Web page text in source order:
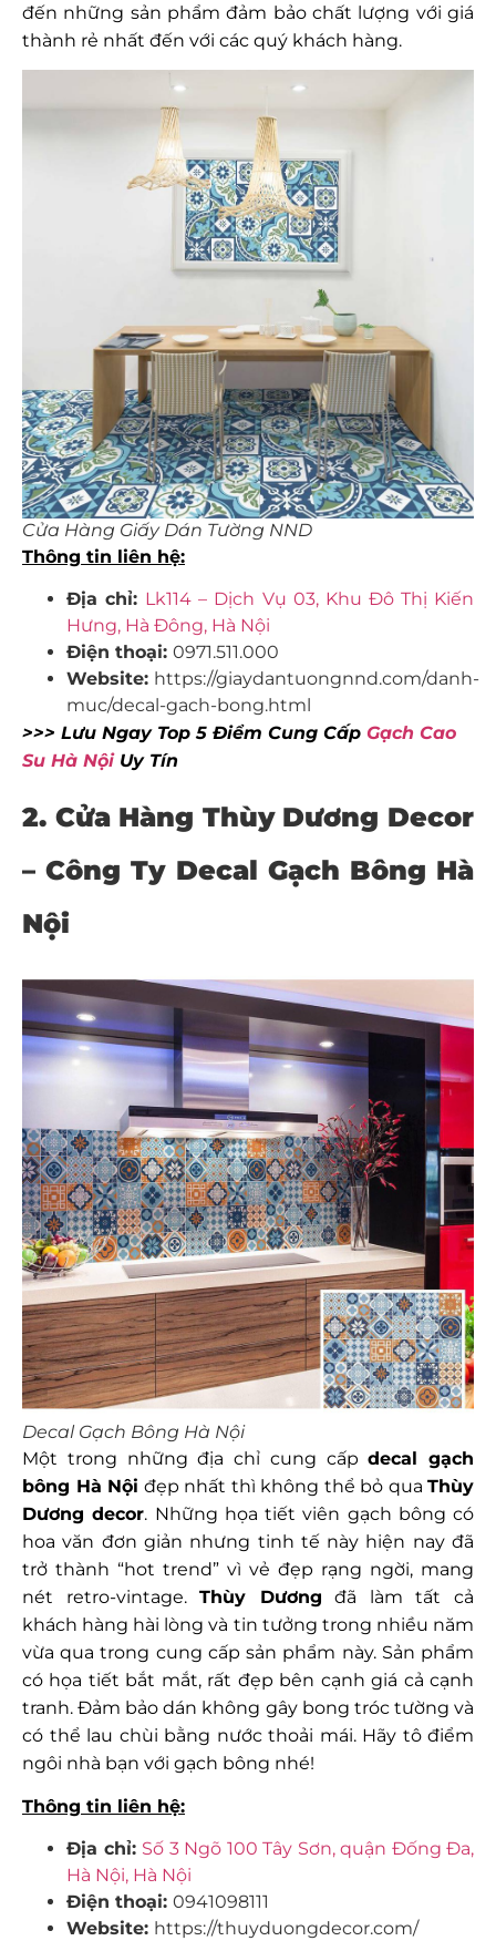
đến những sản phẩm đảm bảo chất lượng với giá
thành rẻ nhất đến với các quý khách hàng.
Cửa Hàng Giấy Dán Tường NND
Thông tin liên hệ:
Địa chỉ: Lk114 – Dịch Vụ 03, Khu Đô Thị Kiến
Hưng, Hà Đông, Hà Nội
Điện thoại: 0971.511.000
Website: https://giaydantuongnnd.com/danh-
muc/decal-gach-bong.html
>>> Lưu Ngay Top 5 Điểm Cung Cấp Gạch Cao
Su Hà NộiUy Tín
2. Cửa Hàng Thùy Dương Decor
–Công Ty Decal Gạch Bông Hà
Nội
Decal Gạch Bông Hà Nội
Một trong những địa chỉ cung cấpdecal gạch
bông Hà Nội đẹp nhất thì không thể bỏ qua Thùy
Dương decor. Những họa tiết viên gạch bông có
hoa văn đơn giản nhưng tinh tế này hiện nay đã
trở thành “hot trend” vì vẻ đẹp rạng ngời, mang
nét retro-vintage.Thùy Dương đã làm tất cả
khách hàng hài lòng và tin tưởng trong nhiều năm
vừa qua trong cung cấp sản phẩm này. Sản phẩm
có họa tiết bắt mắt, rất đẹp bên cạnh giá cả cạnh
tranh. Đảm bảo dán không gây bong tróc tường và
có thể lau chùi bằng nước thoải mái. Hãy tô điểm
ngôi nhà bạn với gạch bông nhé!
Thông tin liên hệ:
Địa chỉ: Số 3 Ngõ 100 Tây Sơn, quận Đống Đa,
Hà Nội, Hà Nội
Điện thoại: 0941098111
Website: https://thuyduongdecor.com/